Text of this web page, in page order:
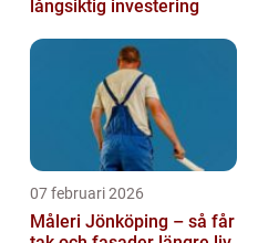
långsiktig investering
07 februari 2026
Måleri Jönköping – så får